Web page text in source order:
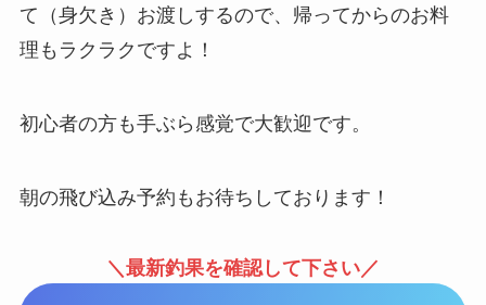
て（身欠き）お渡しするので、帰ってからのお料
理もラクラクですよ！
初心者の方も手ぶら感覚で大歓迎です。
朝の飛び込み予約もお待ちしております！
＼最新釣果を確認して下さい／